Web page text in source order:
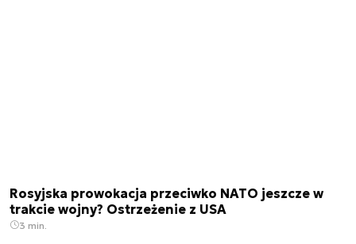
Rosyjska prowokacja przeciwko NATO jeszcze w
trakcie wojny? Ostrzeżenie z USA
3 min.